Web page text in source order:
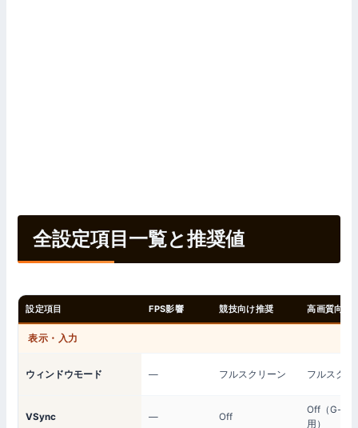
全設定項目一覧と推奨値
設定項目 FPS影響 競技向け推奨 高画質向け
表示・入力
ウィンドウモード — フルスクリーン フルスクリ
VSync — Off
Off（G-
用）